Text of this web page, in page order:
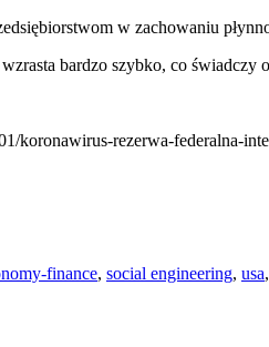
w zachowaniu
bardzo szybko, co świadczy
koronawirus-rezerwa-federalna-
finance, social engineering, usa,